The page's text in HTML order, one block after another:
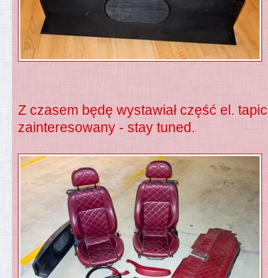
Z czasem będę wystawiał część el.
zainteresowany - stay tuned.